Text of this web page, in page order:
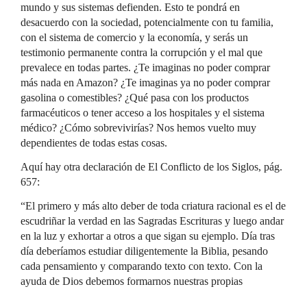
mundo y sus sistemas defienden. Esto te pondrá en
desacuerdo con la sociedad, potencialmente con tu familia,
con el sistema de comercio y la economía, y serás un
testimonio permanente contra la corrupción y el mal que
prevalece en todas partes. ¿Te imaginas no poder comprar
más nada en Amazon? ¿Te imaginas ya no poder comprar
gasolina o comestibles? ¿Qué pasa con los productos
farmacéuticos o tener acceso a los hospitales y el sistema
médico? ¿Cómo sobrevivirías? Nos hemos vuelto muy
dependientes de todas estas cosas.
Aquí hay otra declaración de El Conflicto de los Siglos, pág.
657:
“El primero y más alto deber de toda criatura racional es el de
escudriñar la verdad en las Sagradas Escrituras y luego andar
en la luz y exhortar a otros a que sigan su ejemplo. Día tras
día deberíamos estudiar diligentemente la Biblia, pesando
cada pensamiento y comparando texto con texto. Con la
ayuda de Dios debemos formarnos nuestras propias